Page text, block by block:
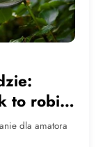
to robić
dla amatora